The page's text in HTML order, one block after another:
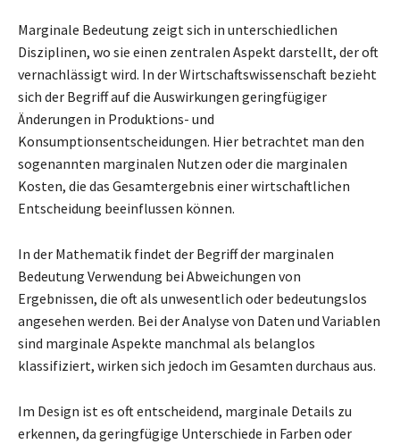
Marginale Bedeutung zeigt sich in unterschiedlichen
Disziplinen, wo sie einen zentralen Aspekt darstellt, der oft
vernachlässigt wird. In der Wirtschaftswissenschaft bezieht
sich der Begriff auf die Auswirkungen geringfügiger
Änderungen in Produktions- und
Konsumptionsentscheidungen. Hier betrachtet man den
sogenannten marginalen Nutzen oder die marginalen
Kosten, die das Gesamtergebnis einer wirtschaftlichen
Entscheidung beeinflussen können.
In der Mathematik findet der Begriff der marginalen
Bedeutung Verwendung bei Abweichungen von
Ergebnissen, die oft als unwesentlich oder bedeutungslos
angesehen werden. Bei der Analyse von Daten und Variablen
sind marginale Aspekte manchmal als belanglos
klassifiziert, wirken sich jedoch im Gesamten durchaus aus.
Im Design ist es oft entscheidend, marginale Details zu
erkennen, da geringfügige Unterschiede in Farben oder